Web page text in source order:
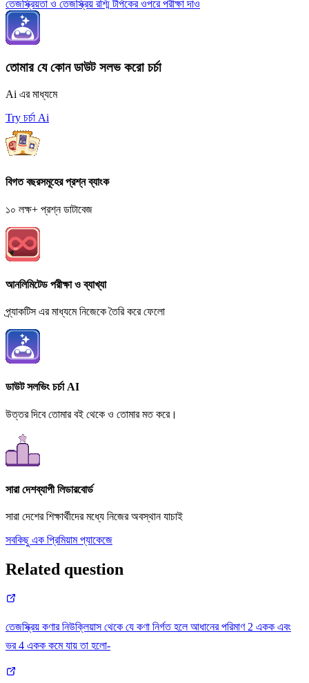
তেজস্ক্রিয়তা ও তেজস্ক্রিয় রশ্মি টপিকের ওপরে পরীক্ষা দাও
তোমার যে কোন ডাউট সলভ করো চর্চা
Ai এর মাধ্যমে
Try চর্চা Ai
বিগত বছরসমূহের প্রশ্ন ব্যাংক
১০ লক্ষ+ প্রশ্ন ডাটাবেজ
আনলিমিটেড পরীক্ষা ও ব্যাখ্যা
প্র্যাকটিস এর মাধ্যমে নিজেকে তৈরি করে ফেলো
ডাউট সলভিং চর্চা AI
উত্তর দিবে তোমার বই থেকে ও তোমার মত করে।
সারা দেশব্যাপী লিডারবোর্ড
সারা দেশের শিক্ষার্থীদের মধ্যে নিজের অবস্থান যাচাই
সবকিছু এক প্রিমিয়াম প্যাকেজে
Related question
তেজস্ক্রিয় কণার নিউক্লিয়াস থেকে যে কণা নির্গত হলে আধানের পরিমাণ 2 একক এবং
ভর 4 একক কমে যায় তা হলো-